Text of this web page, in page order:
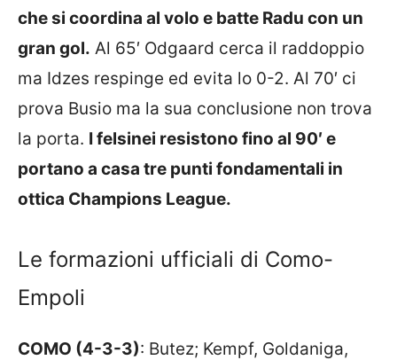
che si coordina al volo e batte Radu con un
gran gol. Al 65′ Odgaard cerca il raddoppio
ma Idzes respinge ed evita lo 0-2. Al 70′ ci
prova Busio ma la sua conclusione non trova
la porta. I felsinei resistono fino al 90′ e
portano a casa tre punti fondamentali in
ottica Champions League.
Le formazioni ufficiali di Como-
Empoli
COMO (4-3-3): Butez; Kempf, Goldaniga,